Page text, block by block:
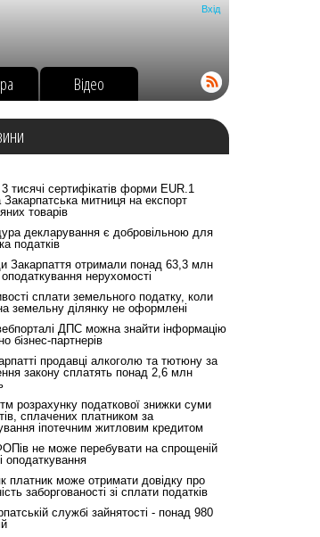
Вхід
Відео
тисячі сертифікатів форми EUR.1
митниця на експорт
товарів
декларування є добровільною для
податків
Закарпаття отримали понад 63,3 млн
оподаткування нерухомості
сплати земельного податку, коли
земельну ділянку не оформлені
ДПС можна знайти інформацію
бізнес-партнерів
продавці алкоголю та тютюну за
закону сплатять понад 2,6 млн
розрахунку податкової знижки суми
сплачених платником за
іпотечним житловим кредитом
не може перебувати на спрощеній
оподаткування
платник може отримати довідку про
заборгованості зі сплати податків
службі зайнятості - понад 980